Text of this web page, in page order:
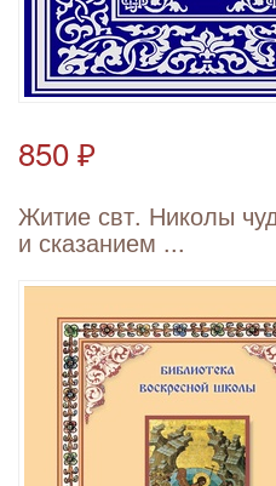
850 ₽
Житие свт. Николы
и сказанием ...